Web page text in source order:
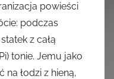
powieści
podczas
z całą
tonie. Jemu jako
łodzi z hieną,